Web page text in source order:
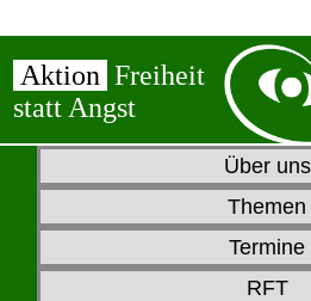
Aktion Freiheit
statt Angst
Über uns
Themen
Termine
RFT